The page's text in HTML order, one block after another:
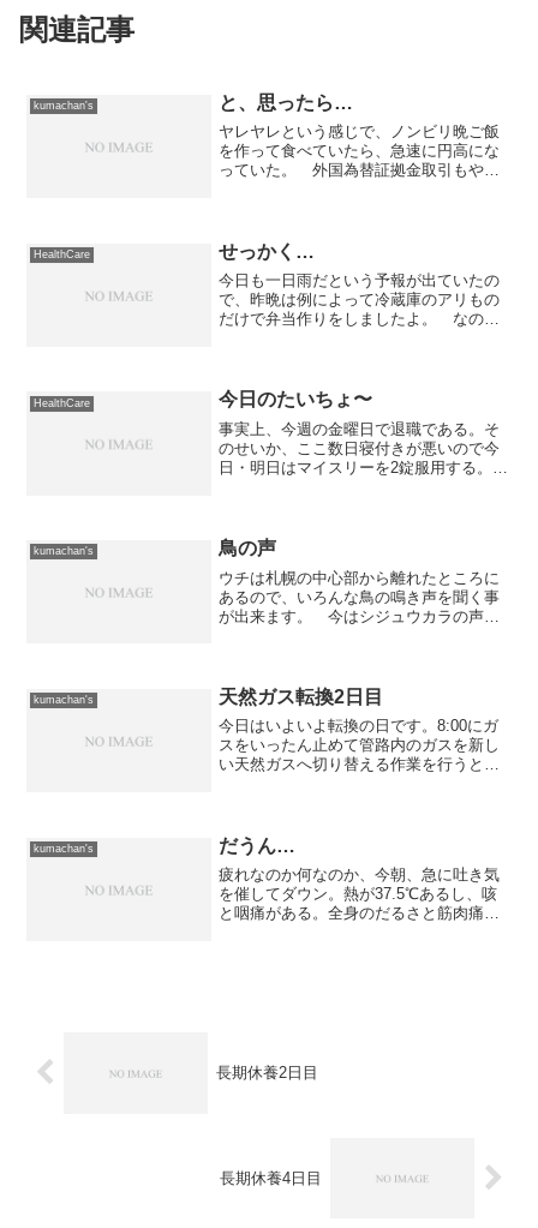
関連記事
kumachan's と、思ったら…
ヤレヤレという感じで、ノンビリ晩ご飯
を作って食べていたら、急速に円高にな
っていた。 外国為替証拠金取引もやっ
方を建てる。 これで、お...
HealthCare せっかく…
今日も一日雨だという予報が出ていたの
で、昨晩は例によって冷蔵庫のアリもの
だけで弁当作りをしましたよ。 なの
な？」なんて言っていたので...
HealthCare 今日のたいちょ〜
事実上、今週の金曜日で退職である。そ
のせいか、ここ数日寝付きが悪いので今
日・明日はマイスリーを2錠服用する。眠
日は全然吐き気が...
kumachan's 鳥の声
ウチは札幌の中心部から離れたところに
あるので、いろんな鳥の鳴き声を聞く事
が出来ます。 今はシジュウカラの声が
ベランダからは都心部を間...
kumachan's 天然ガス転換2日目
今日はいよいよ転換の日です。8:00にガ
スをいったん止めて管路内のガスを新し
い天然ガスへ切り替える作業を行うと言
でブルブル震える状態...
kumachan's だうん…
疲れなのか何なのか、今朝、急に吐き気
を催してダウン。熱が37.5℃あるし、咳
と咽痛がある。全身のだるさと筋肉痛の
長期休養2日目
長期休養4日目